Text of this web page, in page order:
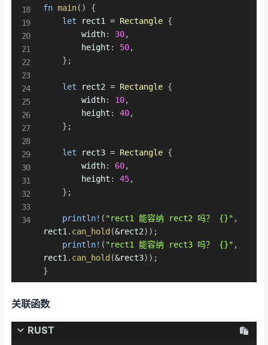
fn main( )
{
let rect1 = Rectangle {
        width
: 30,
        height
: 50,
} ;
let rect2 = Rectangle {
        width
: 10,
        height
: 40,
} ;
let rect3 = Rectangle {
        width
: 60,
        height
: 45,
} ;
println! ( "rect1 能容纳 rect2 吗？ {}" ,
rect1 . can_hold (&rect2) ) ;
println! ( "rect1 能容纳 rect3 吗？ {}" ,
rect1 . can_hold (&rect3) ) ;
}
关联函数
RUST